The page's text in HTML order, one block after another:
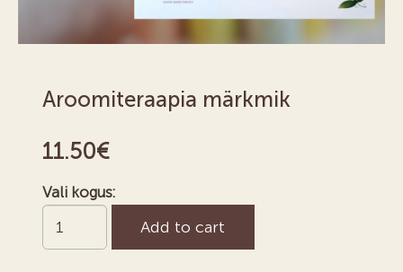
Aroomiteraapia märkmik
11.50€
Vali kogus:
märkmik
Add to cart